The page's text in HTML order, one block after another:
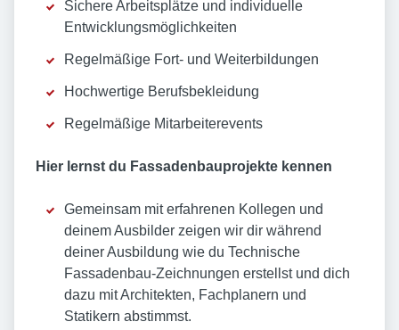
Sichere Arbeitsplätze und individuelle
Entwicklungsmöglichkeiten
Regelmäßige Fort- und Weiterbildungen
Hochwertige Berufsbekleidung
Regelmäßige Mitarbeiterevents
Hier lernst du Fassadenbauprojekte kennen
Gemeinsam mit erfahrenen Kollegen und
deinem Ausbilder zeigen wir dir während
deiner Ausbildung wie du Technische
Fassadenbau-Zeichnungen erstellst und dich
dazu mit Architekten, Fachplanern und
Statikern abstimmst.